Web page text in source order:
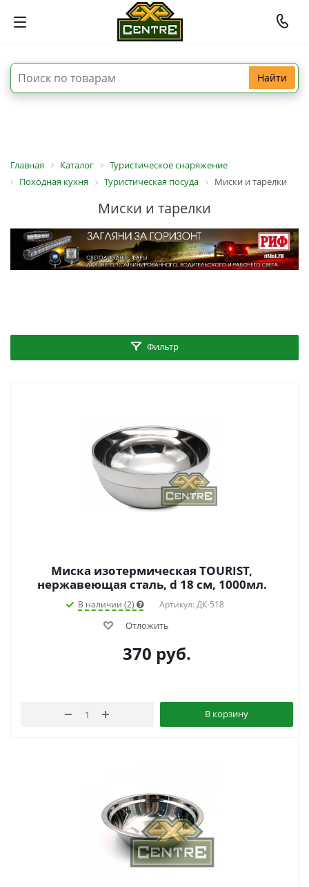
Найти
Главная Каталог
Туристическое снаряжение
Походная кухня
Туристическая посуда Миски и тарелки
Миски и тарелки
Фильтр
Миска изотермическая TOURIST,
нержавеющая сталь, d 18 см, 1000мл.
В наличии (2) Артикул: ДК-518
Отложить
370 руб.
В корзину